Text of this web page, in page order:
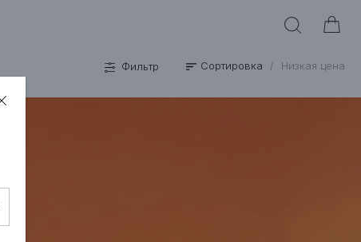
Фильтр Сортировка / Низкая цена